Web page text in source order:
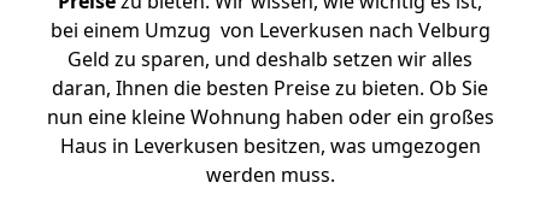
bei einem Umzug von Leverkusen nach Velburg
Geld zu sparen, und deshalb setzen wir alles
daran, Ihnen die besten Preise zu bieten. Ob Sie
nun eine kleine Wohnung haben oder ein großes
Haus in Leverkusen besitzen, was umgezogen
werden muss.